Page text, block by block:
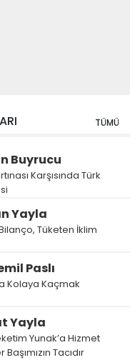
TÜMÜ
Buyrucu
Karşısında Türk
Yayla
Tüketen İklim
Paslı
Kolaya Kaçmak
Yayla
Yunak’a Hizmet
Tacıdır